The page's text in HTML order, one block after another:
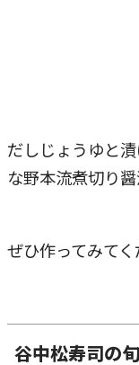
だしじょうゆと
な野本流煮切り
ぜひ作ってみてく
谷中松寿司の